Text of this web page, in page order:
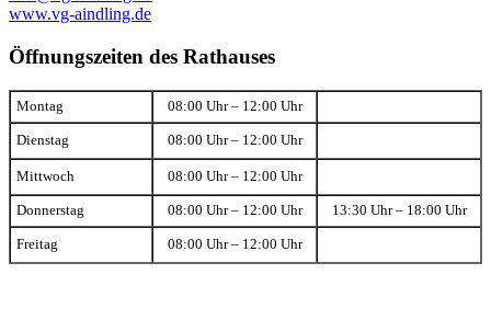
www.vg-aindling.de
Öffnungszeiten des Rathauses
Montag 08:00 Uhr – 12:00 Uhr
Dienstag 08:00 Uhr – 12:00 Uhr
Mittwoch 08:00 Uhr – 12:00 Uhr
Donnerstag 08:00 Uhr – 12:00 Uhr 13:30 Uhr – 18:00 Uhr
Freitag 08:00 Uhr – 12:00 Uhr